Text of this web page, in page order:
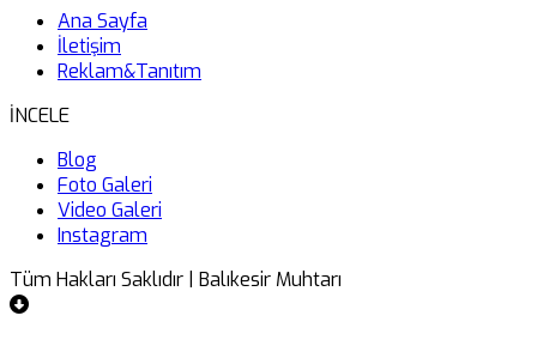
Ana Sayfa
İletişim
Reklam&Tanıtım
İNCELE
Blog
Foto Galeri
Video Galeri
Instagram
Tüm Hakları Saklıdır | Balıkesir Muhtarı